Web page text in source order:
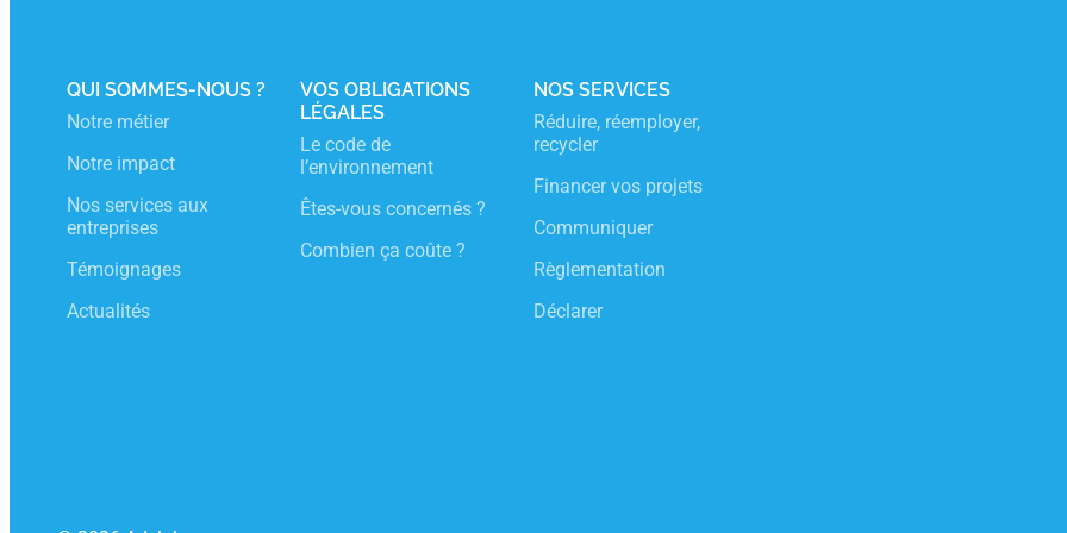
QUI SOMMES-NOUS ?
Notre métier
Notre impact
Nos services aux
entreprises
Témoignages
Actualités
VOS OBLIGATIONS
LÉGALES
Le code de
l’environnement
Êtes-vous concernés ?
Combien ça coûte ?
NOS SERVICES
Réduire, réemployer,
recycler
Financer vos projets
Communiquer
Règlementation
Déclarer